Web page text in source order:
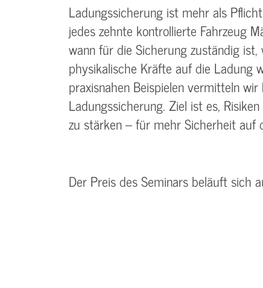
Ladungssicherung ist mehr als
jedes zehnte kontrollierte Fahrzeug
wann für die Sicherung zuständig
physikalische Kräfte auf die Ladung
praxisnahen Beispielen vermitteln
Ladungssicherung. Ziel ist es,
zu stärken – für mehr Sicherheit
Der Preis des Seminars beläuft